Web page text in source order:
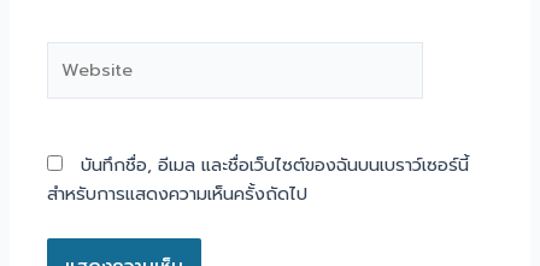
บันทึกชื่อ, อีเมล และชื่อเว็บไซต์ของฉันบนเบราว์เซอร์นี้
สำหรับการแสดงความเห็นครั้งถัดไป